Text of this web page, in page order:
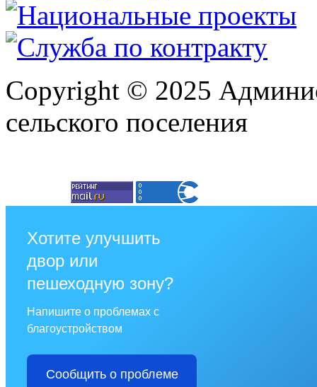
Copyright © 2025
сельского поселения
Хотите улучшить
двор или
пешеходную зону?
Напишите о проблемах с
благоустройством
Сообщить о проблеме